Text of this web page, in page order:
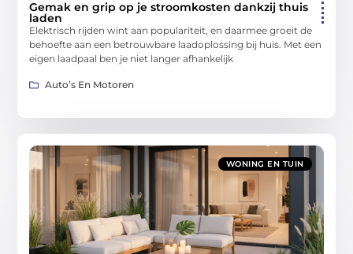
Gemak en grip op je stroomkosten dankzij thuis
laden
Elektrisch rijden wint aan populariteit, en daarmee groeit de
behoefte aan een betrouwbare laadoplossing bij huis. Met een
eigen laadpaal ben je niet langer afhankelijk
Auto’s En Motoren
WONING EN TUIN